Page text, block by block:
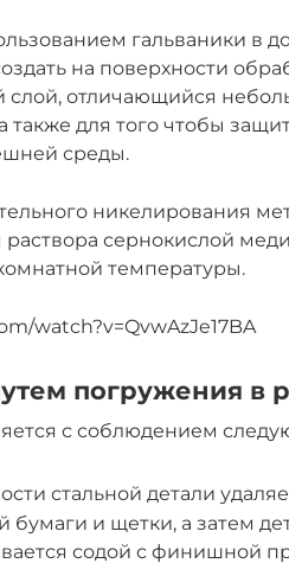
гальваники в
на поверхности
слой, отличающийся
также для того чтобы
среды.
никелирования
сернокислой
температуры.
watch?v=QvwAzJe17BA
погружения в
с соблюдением
стальной детали
бумаги и щетки, а затем
содой с финишной